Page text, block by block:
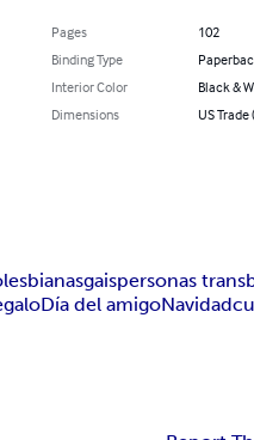
Pages
102
Binding Type
Interior Color
Black &
Dimensions
US
lesbianasgaispersonas trans
Día del amigoNavidad